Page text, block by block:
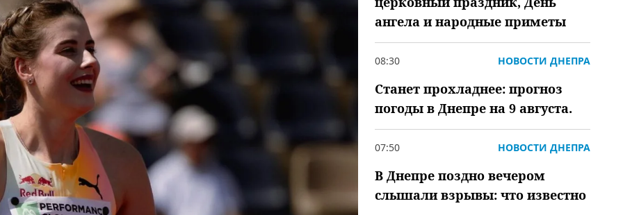
ангела и народные приметы
08:30 НОВОСТИ ДНЕПРА
Станет прохладнее: прогноз
погоды в Днепре на 9 августа.
07:50 НОВОСТИ ДНЕПРА
В Днепре поздно вечером
слышали взрывы: что известно